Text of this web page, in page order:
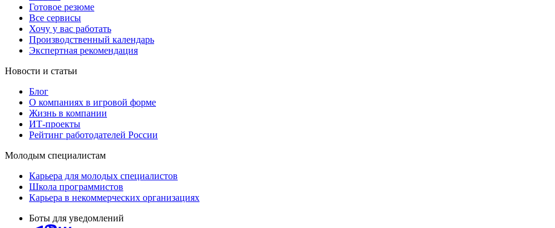
Готовое резюме
Все сервисы
Хочу у вас работать
Производственный календарь
Экспертная рекомендация
Новости и статьи
Блог
О компаниях в игровой форме
Жизнь в компании
ИТ-проекты
Рейтинг работодателей России
Молодым специалистам
Карьера для молодых специалистов
Школа программистов
Карьера в некоммерческих организациях
Боты для уведомлений